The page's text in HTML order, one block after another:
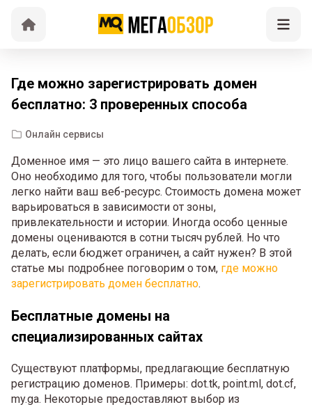
Где можно зарегистрировать домен
бесплатно: 3 проверенных способа
Онлайн сервисы
Доменное имя — это лицо вашего сайта в интернете.
Оно необходимо для того, чтобы пользователи могли
легко найти ваш веб-ресурс. Стоимость домена может
варьироваться в зависимости от зоны,
привлекательности и истории. Иногда особо ценные
домены оцениваются в сотни тысяч рублей. Но что
делать, если бюджет ограничен, а сайт нужен? В этой
статье мы подробнее поговорим о том, где можно
зарегистрировать домен бесплатно.
Бесплатные домены на
специализированных сайтах
Существуют платформы, предлагающие бесплатную
регистрацию доменов. Примеры: dot.tk, point.ml, dot.cf,
my.ga. Некоторые предоставляют выбор из